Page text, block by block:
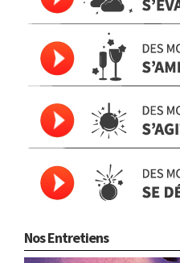
Nos Entretiens